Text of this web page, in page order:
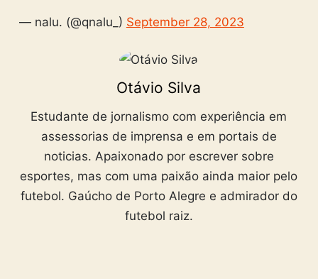
— nalu. (@qnalu_) September 28, 2023
Otávio Silva
Estudante de jornalismo com experiência em
assessorias de imprensa e em portais de
noticias. Apaixonado por escrever sobre
esportes, mas com uma paixão ainda maior pelo
futebol. Gaúcho de Porto Alegre e admirador do
futebol raiz.